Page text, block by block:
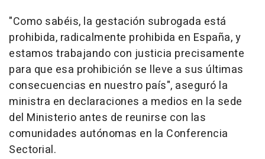
"Como sabéis, la gestación subrogada está
prohibida, radicalmente prohibida en España, y
estamos trabajando con justicia precisamente
para que esa prohibición se lleve a sus últimas
consecuencias en nuestro país", aseguró la
ministra en declaraciones a medios en la sede
del Ministerio antes de reunirse con las
comunidades autónomas en la Conferencia
Sectorial.